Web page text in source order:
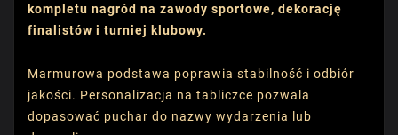
kompletu nagród na zawody sportowe, dekorację
finalistów i turniej klubowy.
Marmurowa podstawa poprawia stabilność i odbiór
jakości. Personalizacja na tabliczce pozwala
dopasować puchar do nazwy wydarzenia lub